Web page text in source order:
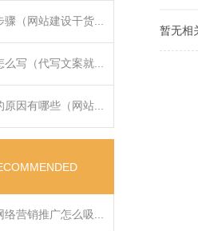
（网站建设干货...
写（代写文案就...
因有哪些（网站...
营销推广怎么吸...
暂无相